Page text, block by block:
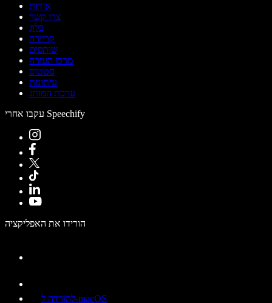
אודות
צרו קשר
בלוג
קריירה
שותפים
מרכז העזרה
סטטוס
עיתונות
ערכת המותג
עקבו אחרי Speechify
הורידו את האפליקציה
להורדה ל-macOS